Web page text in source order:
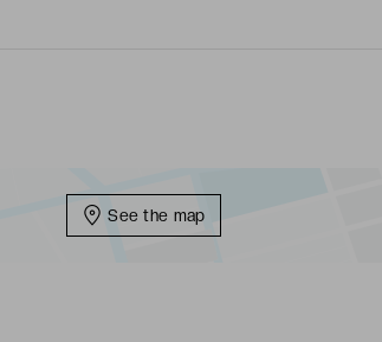
See the map